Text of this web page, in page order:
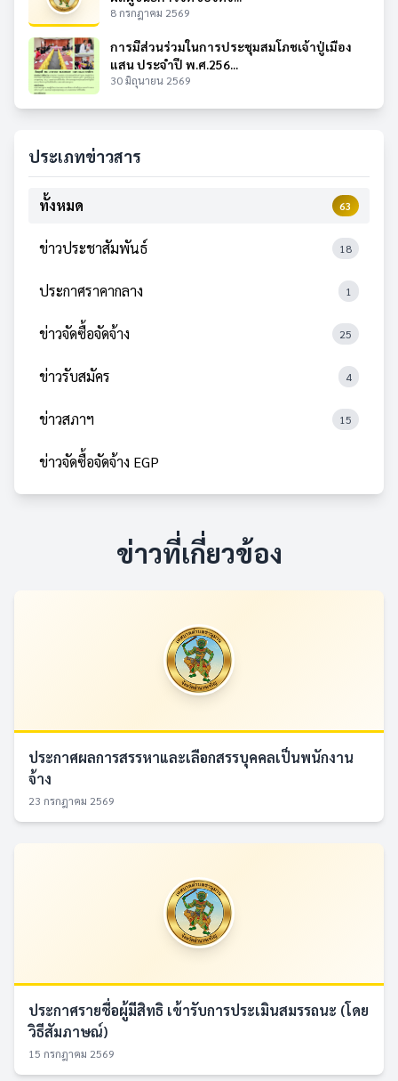
8 กรกฎาคม 2569
การมีส่วนร่วมในการประชุมสมโภชเจ้าปู่เมือง
แสน ประจำปี พ.ศ.256...
30 มิถุนายน 2569
ประเภทข่าวสาร
ทั้งหมด 63
ข่าวประชาสัมพันธ์ 18
ประกาศราคากลาง 1
ข่าวจัดซื้อจัดจ้าง 25
ข่าวรับสมัคร 4
ข่าวสภาฯ 15
ข่าวจัดซื้อจัดจ้าง EGP
ข่าวที่เกี่ยวข้อง
ประกาศผลการสรรหาและเลือกสรรบุคคลเป็นพนักงาน
จ้าง
23 กรกฎาคม 2569
ประกาศรายชื่อผู้มีสิทธิ เข้ารับการประเมินสมรรถนะ (โดย
วิธีสัมภาษณ์)
15 กรกฎาคม 2569